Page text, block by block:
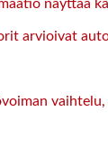
näyttää
arvioivat
vaihtelu,